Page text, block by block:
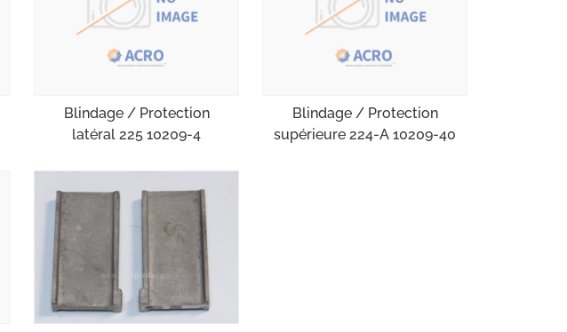
Blindage / Protection
latéral 225 10209-4
Blindage / Protection
supérieure 224-A 10209-40